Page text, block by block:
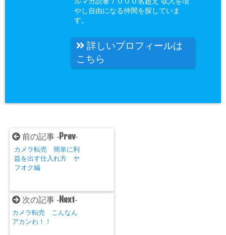
やし自由になる仲間を探していま
す。
詳しいプロフィールは
こちら
前の記事 - Prev-
カメラ転売 簡単に利
益を出す仕入れ方 ヤ
フオク編
次の記事 - Next-
カメラ転売 こんなん
アカンわ！！